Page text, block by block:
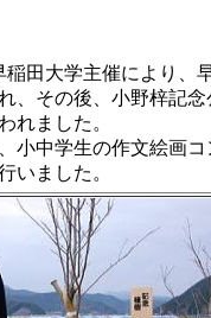
田大学主催により、
、その後、小野梓記
れました。
小中学生の作文絵画
いました。